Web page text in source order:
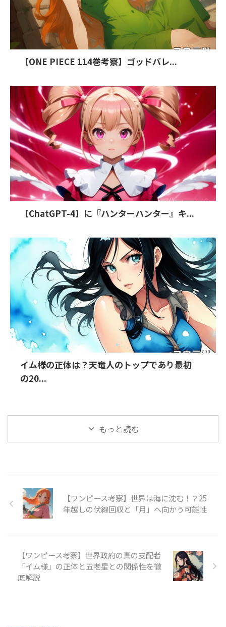
【ONE PIECE 114巻考察】ゴッドバレ...
【ChatGPT-4】に『ハンターハンター』キ...
イム様の正体は？天竜人のトップであり最初
の20...
もっと読む
【ワンピース考察】世界は海に沈む！？25
年越しの伏線回収と「月」へ向かう可能性
【ワンピース考察】世界政府の真の支配者
「イム様」の正体と五老星との関係性を徹
底解説